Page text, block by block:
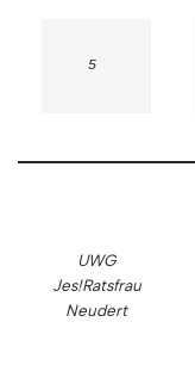
5
UWG
Jes!Ratsfrau
Neudert